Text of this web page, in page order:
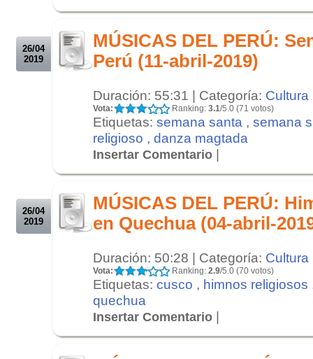
26/04
2019
MÚSICAS DEL PERÚ:
Perú (11-abril-2019)
Duración: 55:31 | Categoría: Cultura
Vota: Ranking: 3.1/5.0 (71 votos)
Etiquetas: semana santa , semana
religioso , danza magtada
Insertar Comentario |
26/04
2019
MÚSICAS DEL PERÚ:
en Quechua (04-abril-
Duración: 50:28 | Categoría: Cultura
Vota: Ranking: 2.9/5.0 (70 votos)
Etiquetas: cusco , himnos religiosos
quechua
Insertar Comentario |